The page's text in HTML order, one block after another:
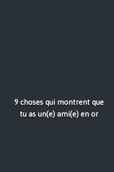
9 choses qui montrent que
tu as un(e) ami(e) en or